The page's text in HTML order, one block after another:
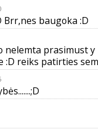
Brr,nes baugoka :D
nelemta prasimust
:D reiks patirties